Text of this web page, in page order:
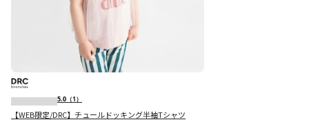
5.0 （1）
【WEB限定/DRC】チュールドッキング半袖Tシャツ